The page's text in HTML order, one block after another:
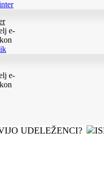
e-
e-
UDELEŽENCI?